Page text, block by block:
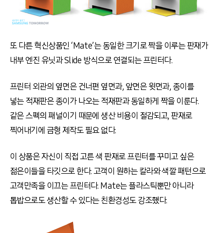
또 다른 혁신상품인 ‘Mate’는 동일한 크기로 짝을 이루는 판재가
내부 엔진 유닛과 Slide 방식으로 연결되는 프린터다.
프린터 외관의 옆면은 건너편 옆면과, 앞면은 윗면과, 종이를
넣는 적재판은 종이가 나오는 적재판과 동일하게 짝을 이룬다.
같은 스펙의 패널이기 때문에 생산 비용이 절감되고, 판재로
찍어내기에 금형 제작도 필요 없다.
이 상품은 자신이 직접 고른 색 판재로 프린터를 꾸미고 싶은
젊은이들을 타깃으로 한다. 고객이 원하는 칼라와 색깔 패턴으로
고객만족을 이끄는 프린터다. Mate는 플라스틱뿐만 아니라
톱밥으로도 생산할 수 있다는 친환경성도 강조했다.